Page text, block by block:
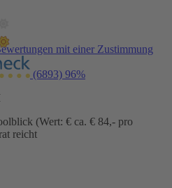
mit einer Zustimmung
(6893) 96%
(Wert: € ca. € 84,- pro
reicht